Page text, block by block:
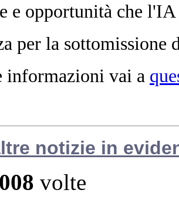
e opportunità che
per la
informazioni vai a
notizie in
volte